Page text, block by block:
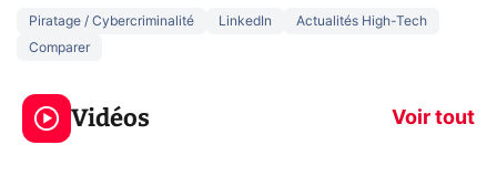
Piratage / Cybercriminalité LinkedIn
Actualités High-Tech
Comparer
Vidéos Voir tout
3 écrans en 1 pour
319€ ? Voici L'AOC
CQ32G4ZA !
prochaine